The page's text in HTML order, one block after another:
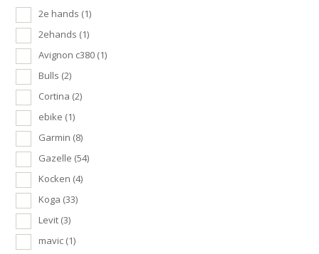
2e hands (1)
2ehands (1)
Avignon c380 (1)
Bulls (2)
Cortina (2)
ebike (1)
Garmin (8)
Gazelle (54)
Kocken (4)
Koga (33)
Levit (3)
mavic (1)